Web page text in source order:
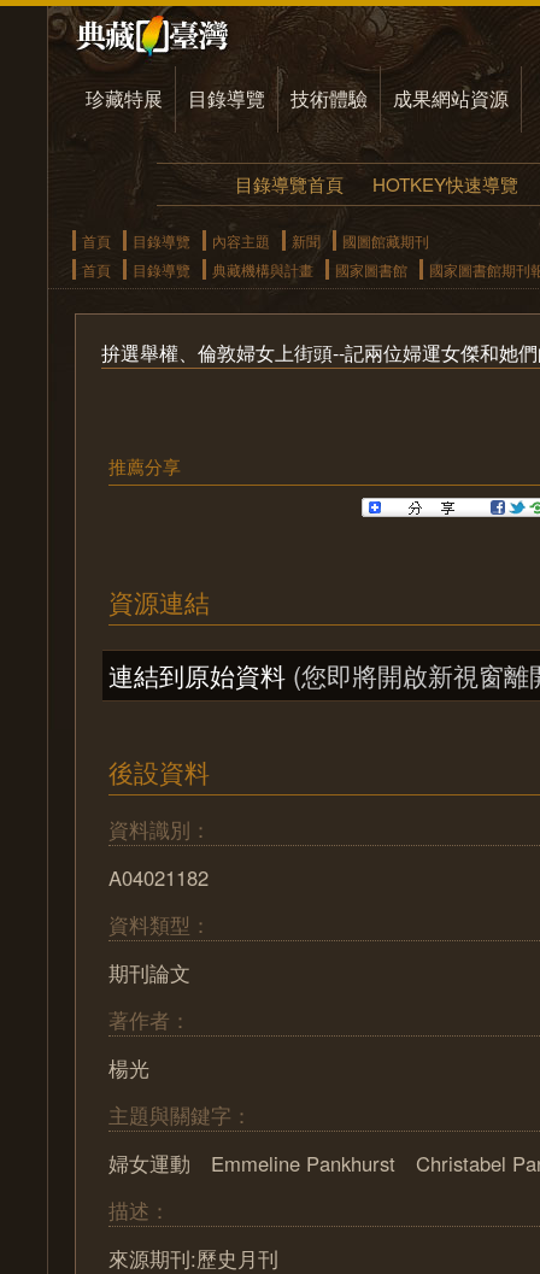
珍藏特展 目錄導覽 技術體驗 成果網站資源
目錄導覽首頁 HOTKEY快速導覽
首頁 目錄導覽 內容主題 新聞
國圖館藏期刊
首頁
目錄導覽 典藏機構與計畫 國家圖書館 國家圖書館期刊
拚選舉權、倫敦婦女上街頭--記兩位婦運女傑和她
推薦分享
資源連結
連結到原始資料 (您即將開啟新視窗離
後設資料
資料識別：
A04021182
資料類型：
期刊論文
著作者：
楊光
主題與關鍵字：
婦女運動 Emmeline Pankhurst Christabel
描述：
來源期刊:歷史月刊